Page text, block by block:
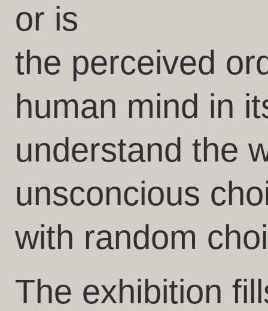
or is
the perceived
human mind in
understand the
unsconcious
with random
The exhibition